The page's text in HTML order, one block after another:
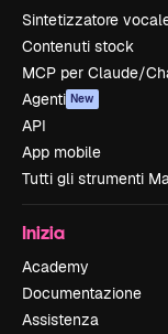
Sintetizzatore
Contenuti stock
MCP per Claude/
Agenti New
API
App mobile
Tutti gli strumenti
Inizia
Academy
Documentazione
Assistenza